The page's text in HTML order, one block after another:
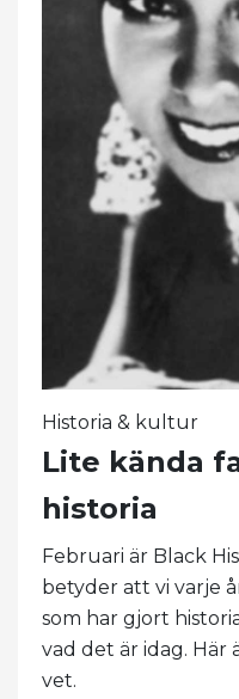
Historia & kultur
Lite kända
historia
Februari är Black
betyder att vi varje
som har gjort
vad det är idag. Här
vet.